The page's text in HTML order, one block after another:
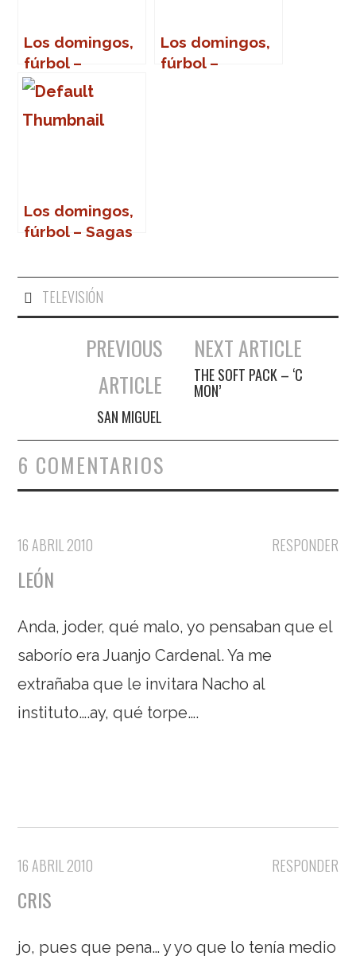
Los domingos,
fúrbol –
Jugadores con
gentilicio
Los domingos,
fúrbol –
Los domingos,
fúrbol – Sagas
TELEVISIÓN
Navegación de entradas
PREVIOUS
ARTICLE
SAN MIGUEL
NEXT ARTICLE
THE SOFT PACK – ‘C
MON’
6 COMENTARIOS
RESPONDER
16 ABRIL 2010
LEÓN
Anda, joder, qué malo, yo pensaban que el
saborío era Juanjo Cardenal. Ya me
extrañaba que le invitara Nacho al
instituto….ay, qué torpe….
RESPONDER
16 ABRIL 2010
CRIS
jo, pues que pena… y yo que lo tenía medio